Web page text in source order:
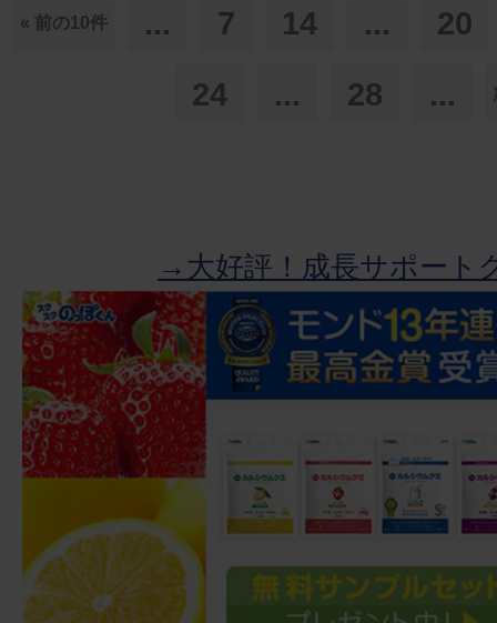
« 前の10件 ... 7 14 ...
20
24
... 28 ...
→大好評！成長サポート